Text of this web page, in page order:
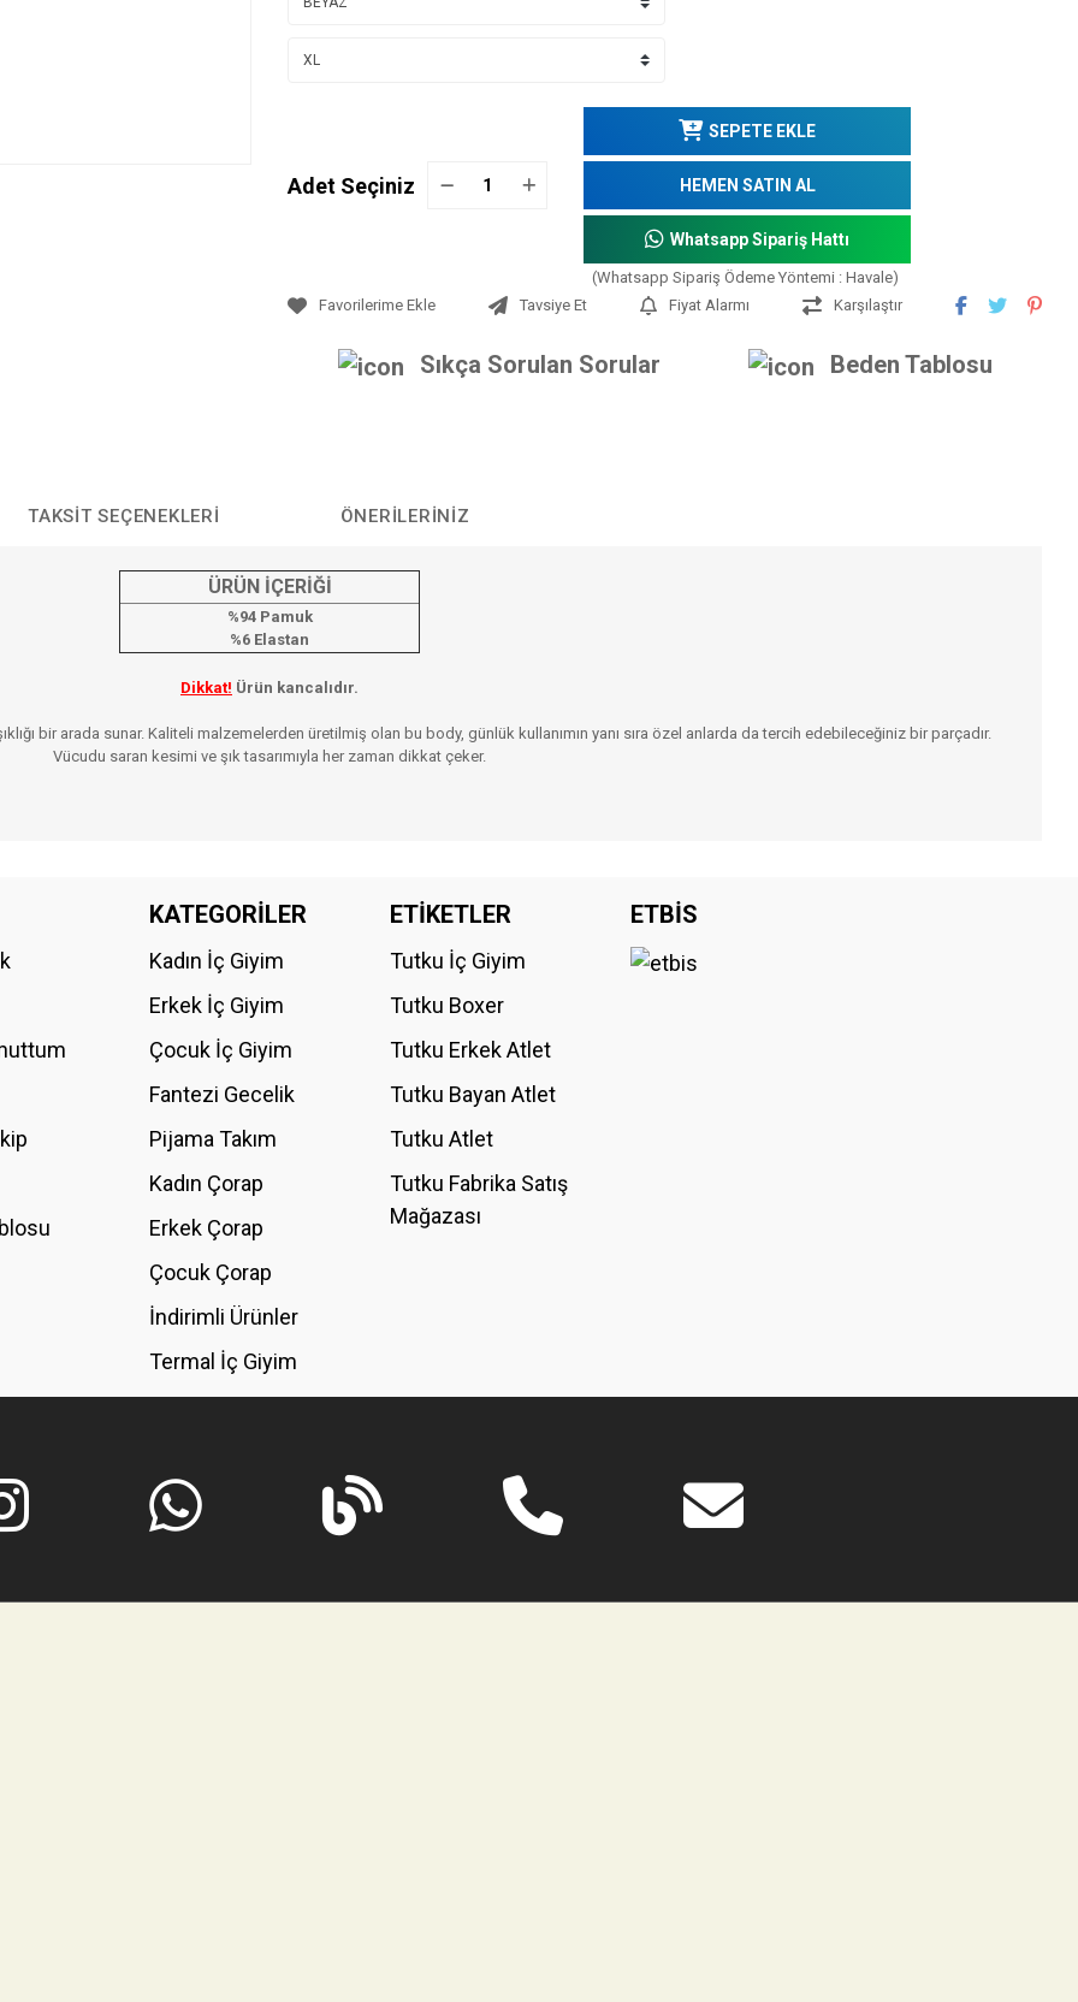
Adet Seçiniz
SEPETE EKLE
HEMEN SATIN AL
Whatsapp Sipariş Hattı
(Whatsapp Sipariş Ödeme Yöntemi : Havale)
Tavsiye Et
Fiyat Alarmı Karşılaştır
Sıkça Sorulan Sorular Beden Tablosu
TAKSIT SEÇENEKLERI ÖNERILERINIZ
ÜRÜN İÇERİĞİ
%94 Pamuk
%6 Elastan
Dikkat! Ürün kancalıdır.
şıklığı bir arada sunar. Kaliteli malzemelerden üretilmiş olan bu body, günlük kullanımın yanı sıra özel anlarda da tercih edebileceğiniz bir parçadır.
Vücudu saran kesimi ve şık tasarımıyla her zaman dikkat çeker.
Bu ürüne ilk yorumu siz yapın!
KATEGORİLER
Kadın İç Giyim
Erkek İç Giyim
Çocuk İç Giyim
Fantezi Gecelik
Pijama Takım
Kadın Çorap
Erkek Çorap
Çocuk Çorap
İndirimli Ürünler
Termal İç Giyim
ETİKETLER
Tutku İç Giyim
Tutku Boxer
Tutku Erkek Atlet
Tutku Bayan Atlet
Tutku Atlet
Tutku Fabrika Satış
Mağazası
ETBİS